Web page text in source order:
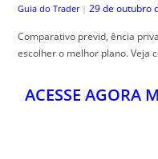
Guia do Trader | 29 de outubro
Comparativo previd, ência
escolher o melhor plano. Veja
ACESSE AGORA